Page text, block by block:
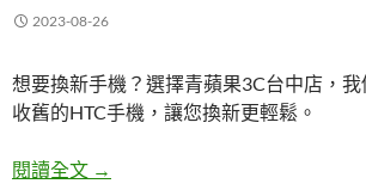
2023-08-26
想要換新手機？選擇青蘋果3C台中店，
收舊的HTC手機，讓您換新更輕鬆。
閱讀全文 台中HTC舊換新好選擇，青蘋
→